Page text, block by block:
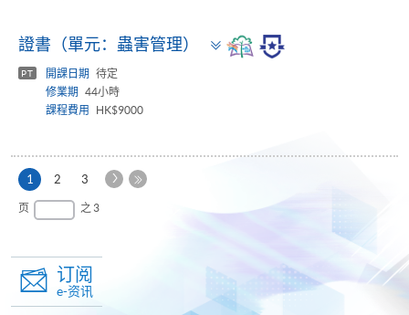
證書（單元：蟲害管理）
Toggle
panel
PT 開課日期
待定
修業期
44小時
課程費用
HK$9000
1
本
页
2 3
下
页 之 3
订阅
e-资讯